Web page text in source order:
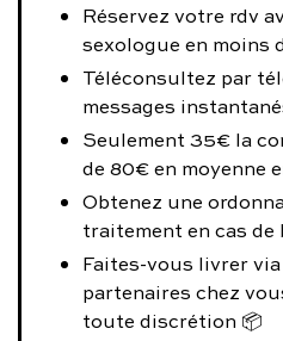
Réservez votre rdv
sexologue en moins
Téléconsultez par
messages
Seulement 35€ la
de 80€ en moyenne
Obtenez une
traitement en cas de
Faites-vous livrer
partenaires chez
toute discrétion 📦